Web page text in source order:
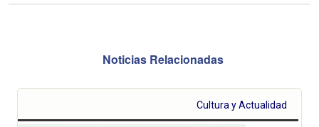
Noticias Relacionadas
Cultura y Actualidad